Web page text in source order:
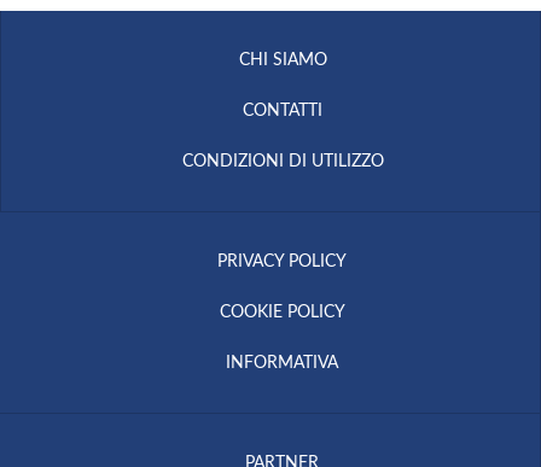
CHI SIAMO
CONTATTI
CONDIZIONI DI UTILIZZO
PRIVACY POLICY
COOKIE POLICY
INFORMATIVA
PARTNER